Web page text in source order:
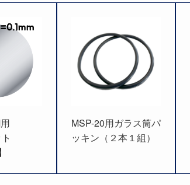
MSP-20用ガラス筒パ
ッキン（２本１組）